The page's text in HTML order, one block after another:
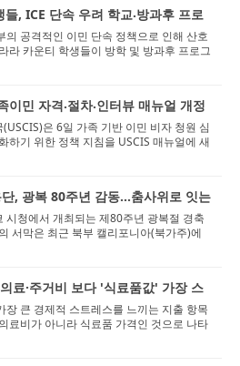
들, ICE 단속 우려 학교⸳방과후 프로
의 공격적인 이민 단속 정책으로 인해 산호
라 카운티 학생들이 방학 및 방과후 프로그
고 집에 머무르는 사...
이민 자격⸳절차⸳인터뷰 매뉴얼 개정
은 6일 가족 기반 이민 비자 청원 심
하기 위한 정책 지침을 USCIS 매뉴얼에 새
했다고 밝혔다. 폭스40...
, 광복 80주년 감동...춤사위로 잇는
시청에서 개최되는 제80주년 광복절 경축
서막은 최근 북부 캘리포니아(북가주)에
이고 있는 까투리무용단이...
료·주거비 보다 '식료품값' 가장 스
장 큰 경제적 스트레스를 느끼는 지출 항목
료비가 아니라 식료품 가격인 것으로 나타
터넷 매체 악시오스(A...